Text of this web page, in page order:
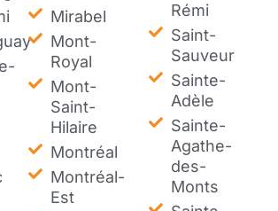
Mirabel
Mont-
Royal
Mont-
Saint-
Hilaire
Montréal
Montréal-
Est
Rémi
Saint-
Sauveur
Sainte-
Adèle
Sainte-
Agathe-
des-
Monts